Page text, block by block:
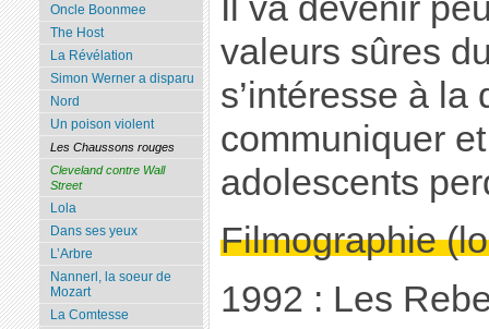
valeurs sûres
s’intéresse à la
communiquer
adolescents
Filmographie
1992 : Les
Oncle Boonmee
The Host
La Révélation
Simon Werner a disparu
Nord
Un poison violent
Les Chaussons rouges
Cleveland contre Wall
Street
Lola
Dans ses yeux
L’Arbre
Nannerl, la soeur de
Mozart
La Comtesse